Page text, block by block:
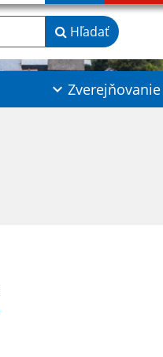
Hľadať
Zverejňovanie